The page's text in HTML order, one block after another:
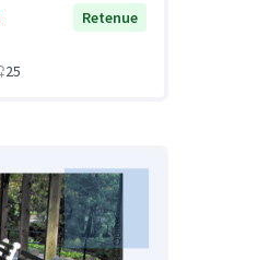
Retenue
25